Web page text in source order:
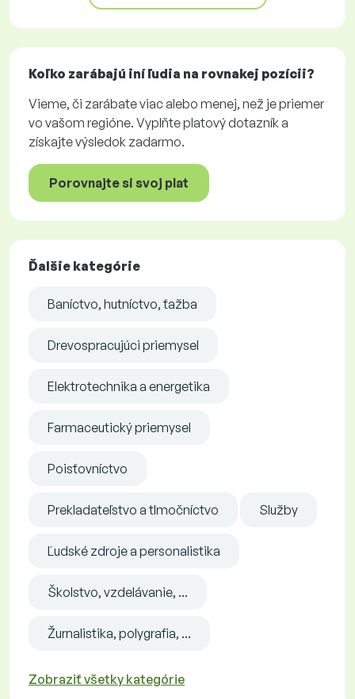
Koľko zarábajú iní ľudia na rovnakej pozícii?
Vieme, či zarábate viac alebo menej, než je priemer
vo vašom regióne. Vyplňte platový dotazník a
získajte výsledok zadarmo.
Porovnajte si svoj plat
Ďalšie kategórie
Baníctvo, hutníctvo, ťažba
Drevospracujúci priemysel
Elektrotechnika a energetika
Farmaceutický priemysel
Poisťovníctvo
Prekladateľstvo a tlmočníctvo Služby
Ľudské zdroje a personalistika
Školstvo, vzdelávanie, ...
Žurnalistika, polygrafia, ...
Zobraziť všetky kategórie